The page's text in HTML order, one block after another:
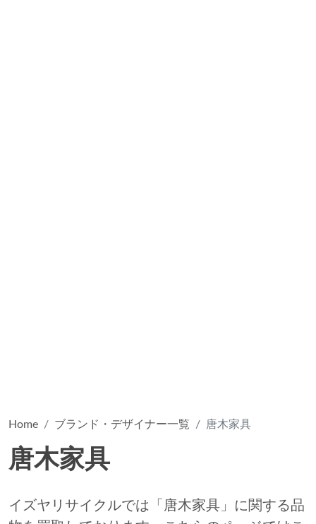
Home ブランド・デザイナー一覧 唐木家具
唐木家具
イズヤリサイクルでは「唐木家具」に関する品